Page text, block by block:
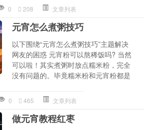
0 208 文章列表
元宵怎么煮粥技巧
以下围绕“元宵怎么煮粥技巧”主题解决
网友的困惑 元宵粉可以熬稀饭吗? 当然
可以啦！其实煮粥时放点糯米粉，完全
没有问题的。毕竟糯米粉和元宵粉都是
0 465 文章列表
做元宵教程红枣